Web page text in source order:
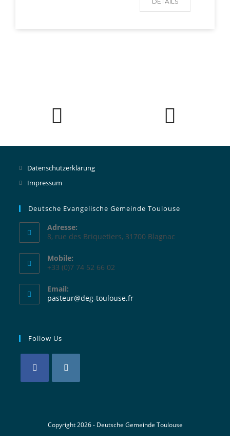
Datenschutzerklärung
Impressum
Deutsche Evangelische Gemeinde Toulouse
Adresse:
8, rue des Briquetiers, 31700 Blagnac
Mobile:
+33 (0)7 74 52 66 02
Email:
pasteur@deg-toulouse.fr
Follow Us
Copyright 2026 - Deutsche Gemeinde Toulouse